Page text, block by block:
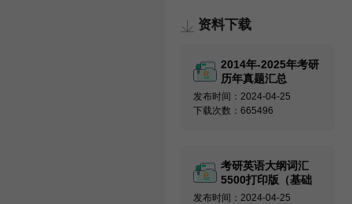
资料下载
2014年-2025年考研
历年真题汇总
发布时间：2024-04-25
下载次数：665496
考研英语大纲词汇
5500打印版（基础
必备）
发布时间：2024-04-25